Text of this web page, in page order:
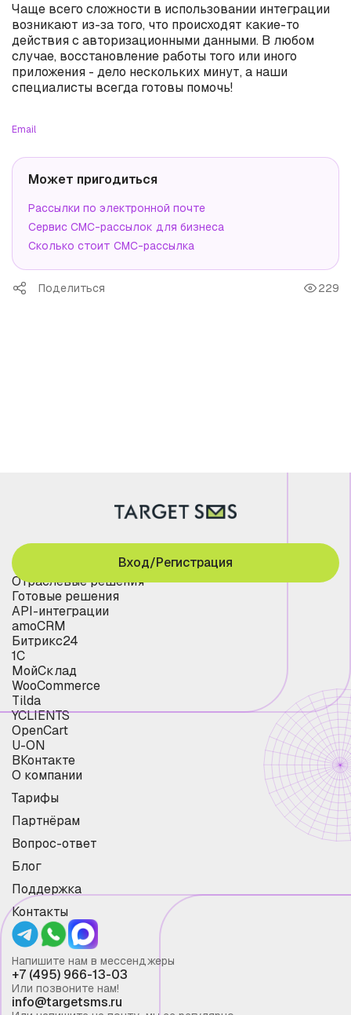
Чаще всего сложности в использовании интеграции
возникают из-за того, что происходят какие-то
действия с авторизационными данными. В любом
случае, восстановление работы того или иного
приложения - дело нескольких минут, а наши
специалисты всегда готовы помочь!
Email
Может пригодиться
Рассылки по электронной почте
Сервис СМС-рассылок для бизнеса
Сколько стоит СМС-рассылка
Поделиться 229
Отраслевые решения
Готовые решения
API-интеграции
amoCRM
Битрикс24
1С
МойСклад
WooCommerce
Tilda
YCLIENTS
OpenCart
U-ON
ВКонтакте
О компании
Тарифы
Партнёрам
Вопрос-ответ
Блог
Поддержка
Контакты
Вход/Регистрация
Напишите нам в мессенджеры
+7 (495) 966-13-03
Или позвоните нам!
info@targetsms.ru